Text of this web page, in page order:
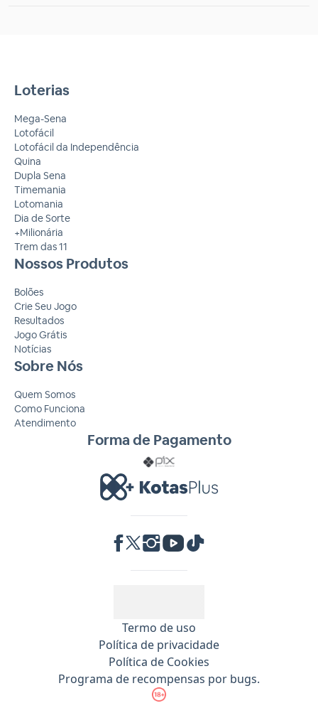
Loterias
Mega-Sena
Lotofácil
Lotofácil da Independência
Quina
Dupla Sena
Timemania
Lotomania
Dia de Sorte
+Milionária
Trem das 11
Nossos Produtos
Bolões
Crie Seu Jogo
Resultados
Jogo Grátis
Notícias
Sobre Nós
Quem Somos
Como Funciona
Atendimento
Forma de Pagamento
Termo de uso
Política de privacidade
Política de Cookies
Programa de recompensas por bugs.